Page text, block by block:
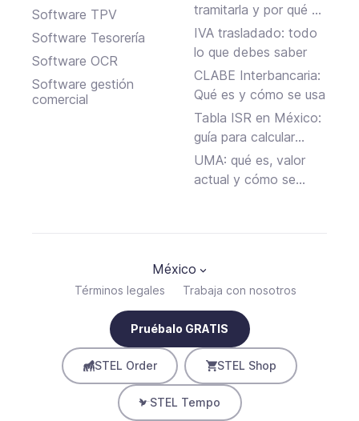
Software TPV
Software Tesorería
Software OCR
Software gestión
comercial
tramitarla y por qué es
clave para tu negocio
en México
IVA trasladado: todo
lo que debes saber
CLABE Interbancaria:
Qué es y cómo se usa
Tabla ISR en México:
guía para calcular
fácilmente tus
impuestos
UMA: qué es, valor
actual y cómo se
Pruébalo GRATIS
STEL Order STEL Shop
STEL Tempo
Términos legales Trabaja con nosotros
México